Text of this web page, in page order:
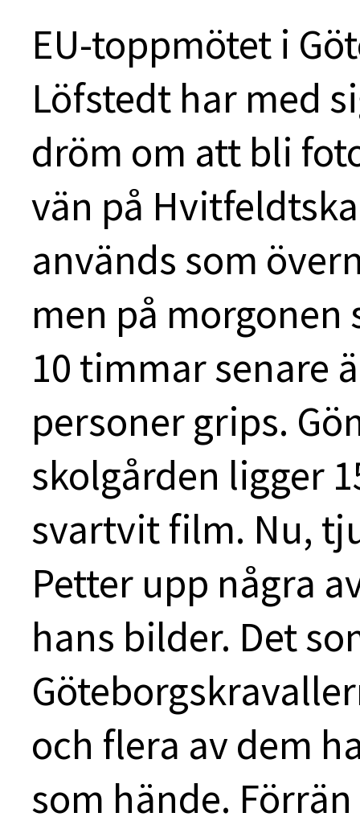
EU-toppmötet i
Löfstedt har med
dröm om att bli
vän på
används som
men på morgonen
10 timmar senare
personer grips.
skolgården ligger
svartvit film. Nu,
Petter upp några
hans bilder. Det
och flera av dem
som hände.